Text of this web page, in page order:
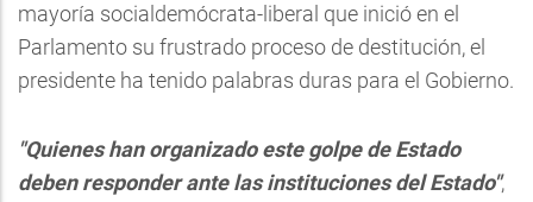
mayoría socialdemócrata-liberal que inició en el
Parlamento su frustrado proceso de destitución, el
presidente ha tenido palabras duras para el Gobierno.
"Quienes han organizado este golpe de Estado
deben responder ante las instituciones del Estado",